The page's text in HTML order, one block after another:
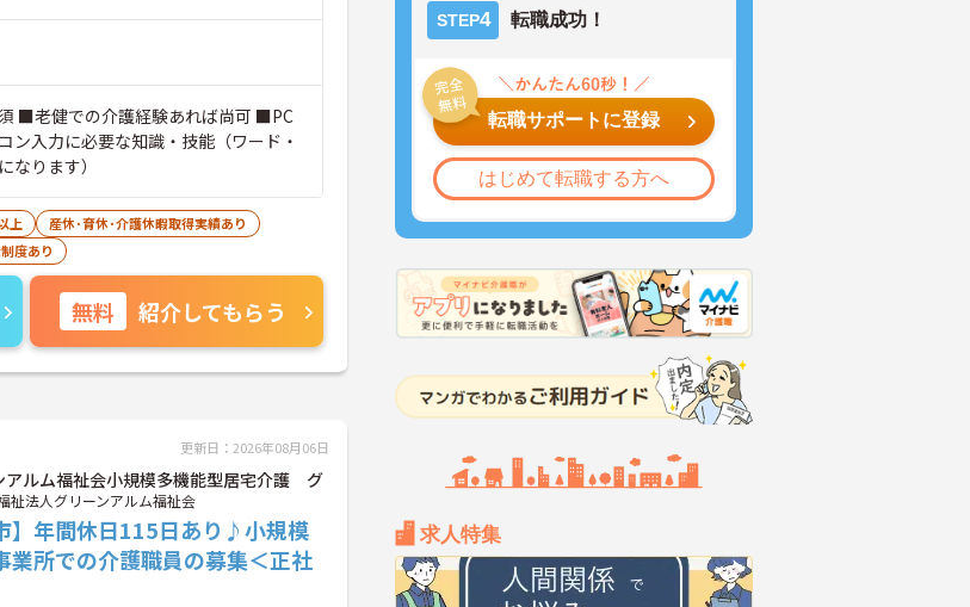
STEP4 転職成功！
転職サポートに登録
はじめて転職する方へ
求人特集
■老健での介護経験あれば尚可 ■PC
ン入力に必要な知識・技能（ワード・
なります）
上
産休･育休･介護休暇取得実績あり
度あり
無料 紹介してもらう
更新日：2026年08月06日
アルム福祉会小規模多機能型居宅介護 グ
祉法人グリーンアルム福祉会
】年間休日115日あり♪小規模
業所での介護職員の募集＜正社